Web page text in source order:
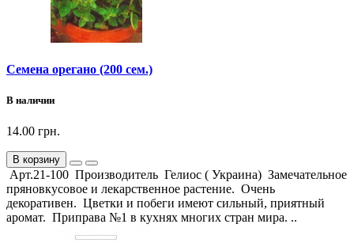
Семена орегано (200 сем.)
В наличии
14.00 грн.
В корзину
Арт.21-100 Производитель Гелиос ( Украина) Замечательное
пряновкусовое и лекарственное растение. Очень
декоративен. Цветки и побеги имеют сильный, приятный
аромат. Приправа №1 в кухнях многих стран мира. ..